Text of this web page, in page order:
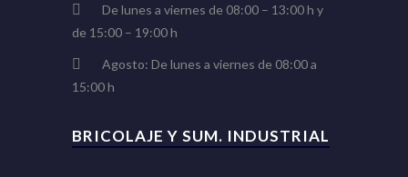
De lunes a viernes de 08:00 – 13:00 h y
de 15:00 – 19:00 h
Agosto: De lunes a viernes de 08:00 a
15:00 h
BRICOLAJE Y SUM. INDUSTRIAL